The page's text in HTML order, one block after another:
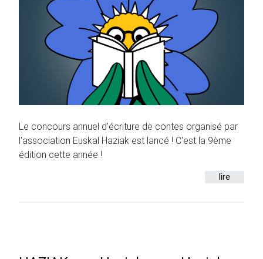
Le concours annuel d'écriture de contes organisé par
l'association Euskal Haziak est lancé ! C'est la 9ème
édition cette année !
lire